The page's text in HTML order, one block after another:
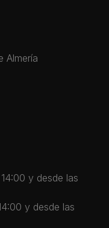
Almería
y desde las
y desde las